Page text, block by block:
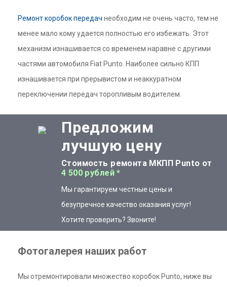
Ремонт коробок передач необходим не очень часто, тем не
менее мало кому удается полностью его избежать. Этот
механизм изнашивается со временем наравне с другими
частями автомобиля Fiat Punto. Наиболее сильно КПП
изнашивается при прерывистом и неаккуратном
переключении передач торопливым водителем.
Предложим
лучшую цену
Стоимость ремонта МКПП Punto от
4 500 рублей *
Мы гарантируем честные цены и
безупречное качество оказания услуг!
Хотите проверить? Звоните!
Фотогалерея наших работ
Мы отремонтировали множество коробок Punto, ниже вы